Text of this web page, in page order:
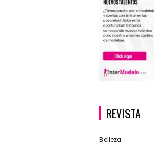
REVISTA
Belleza